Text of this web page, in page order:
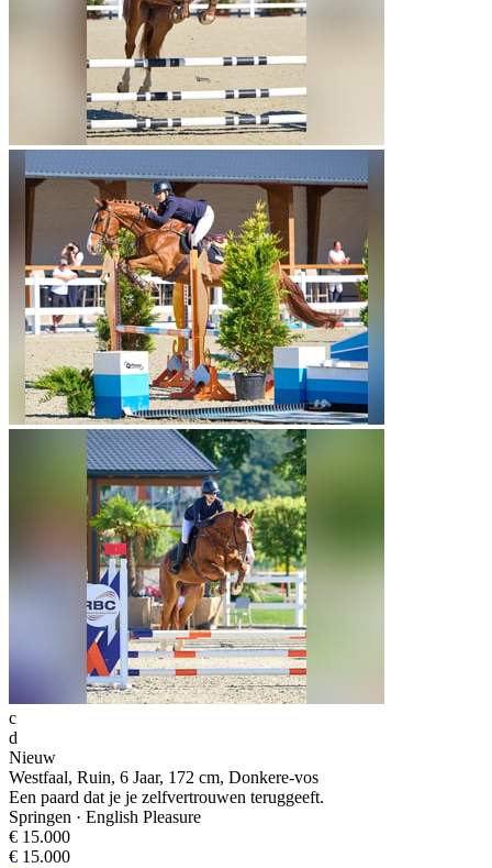
c
d
Nieuw
Westfaal, Ruin, 6 Jaar, 172 cm, Donkere-vos
Een paard dat je je zelfvertrouwen teruggeeft.
Springen · English Pleasure
€ 15.000
€ 15.000